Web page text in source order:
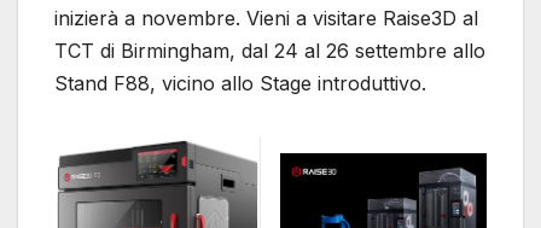
inizierà a novembre. Vieni a visitare Raise3D al
TCT di Birmingham, dal 24 al 26 settembre allo
Stand F88, vicino allo Stage introduttivo.